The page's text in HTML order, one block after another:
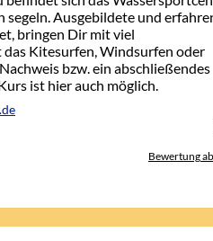
Ausgebildete und
bringen Dir mit viel
Kitesurfen, Windsurfen oder
bzw. ein abschließendes
ist hier auch möglich.
Bewertung